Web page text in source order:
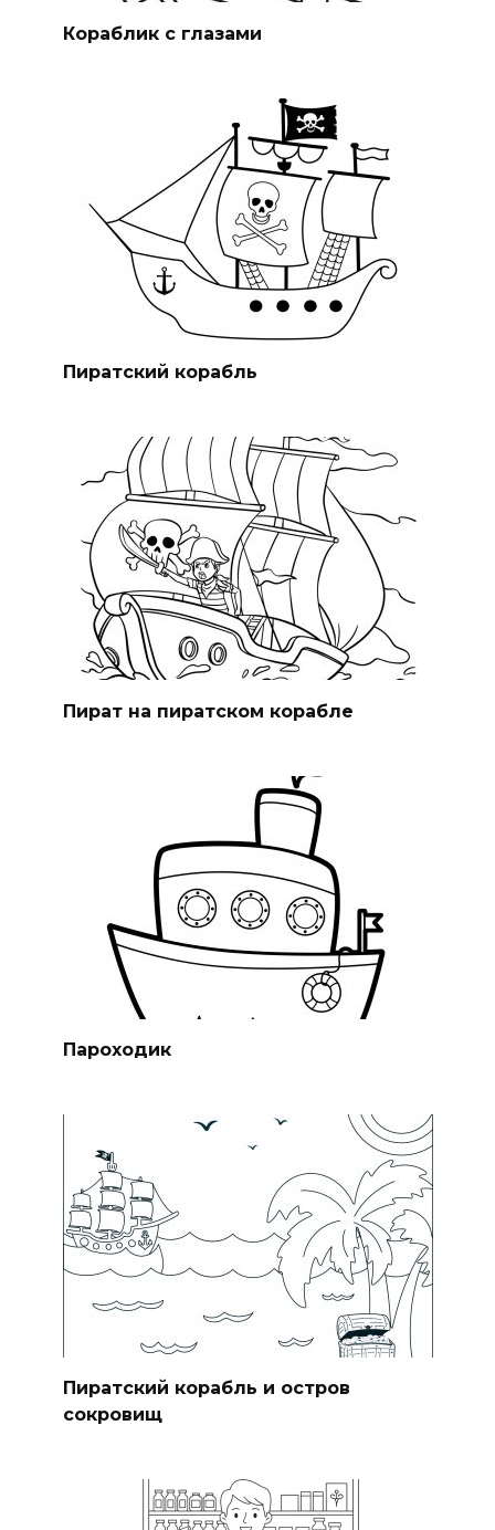
Кораблик с глазами
Пиратский корабль
Пират на пиратском корабле
Пароходик
Пиратский корабль и остров
сокровищ